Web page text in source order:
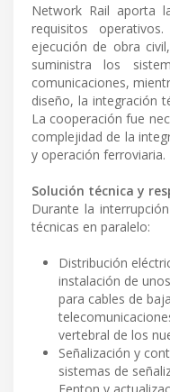
Network Rail aporta
requisitos
ejecución de obra
suministra los
comunicaciones,
diseño, la integración
La cooperación fue
complejidad de la
y operación ferroviaria.
Solución técnica y
Durante la
técnicas en paralelo:
Distribución
instalación de
para cables de
vertebral de los
Señalización y
sistemas de